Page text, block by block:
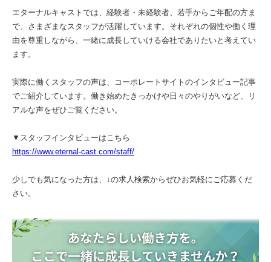
エターナルキャストでは、経験者・未経験者、若手からご年配の方ま
で、さまざまなスタッフが活躍しています。それぞれの個性や働く理
由を尊重しながら、一緒に成長していける会社でありたいと考えてい
ます。
実際に働くスタッフの声は、コーポレートサイトのインタビュー記事
でご紹介しています。働き始めたきっかけや日々のやりがいなど、リ
アルな声をぜひご覧ください。
▼スタッフインタビューはこちら
https://www.eternal-cast.com/staff/
少しでも気になった方は、↓の求人検索からぜひお気軽にご応募くだ
さい。